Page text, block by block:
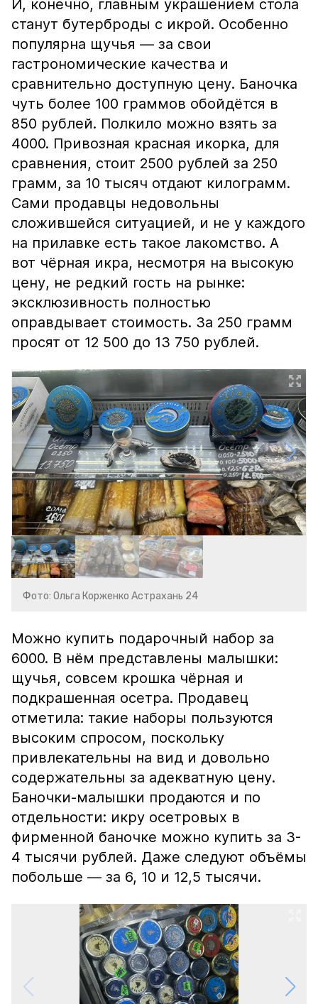
И, конечно, главным украшением стола
станут бутерброды с икрой. Особенно
популярна щучья — за свои
гастрономические качества и
сравнительно доступную цену. Баночка
чуть более 100 граммов обойдётся в
850 рублей. Полкило можно взять за
4000. Привозная красная икорка, для
сравнения, стоит 2500 рублей за 250
грамм, за 10 тысяч отдают килограмм.
Сами продавцы недовольны
сложившейся ситуацией, и не у каждого
на прилавке есть такое лакомство. А
вот чёрная икра, несмотря на высокую
цену, не редкий гость на рынке:
эксклюзивность полностью
оправдывает стоимость. За 250 грамм
просят от 12 500 до 13 750 рублей.
Фото: Ольга Корженко Астрахань 24
Можно купить подарочный набор за
6000. В нём представлены малышки:
щучья, совсем крошка чёрная и
подкрашенная осетра. Продавец
отметила: такие наборы пользуются
высоким спросом, поскольку
привлекательны на вид и довольно
содержательны за адекватную цену.
Баночки-малышки продаются и по
отдельности: икру осетровых в
фирменной баночке можно купить за 3-
4 тысячи рублей. Даже следуют объёмы
побольше — за 6, 10 и 12,5 тысячи.